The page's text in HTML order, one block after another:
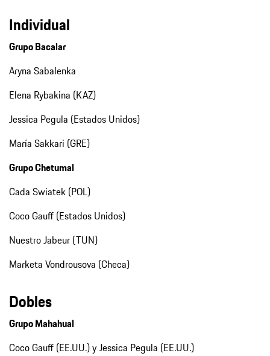
Individual
Grupo Bacalar
Aryna Sabalenka
Elena Rybakina (KAZ)
Jessica Pegula (Estados Unidos)
María Sakkari (GRE)
Grupo Chetumal
Cada Swiatek (POL)
Coco Gauff (Estados Unidos)
Nuestro Jabeur (TUN)
Marketa Vondrousova (Checa)
Dobles
Grupo Mahahual
Coco Gauff (EE.UU.) y Jessica Pegula (EE.UU.)